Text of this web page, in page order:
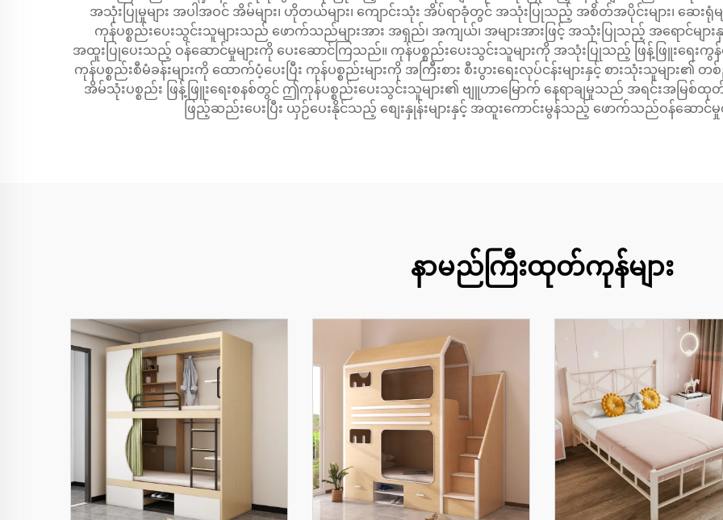
အသုံးပြုမှုများ အပါအဝင် အိမ်များ၊ ဟိုတယ်များ၊ ကျောင်းသုံး အိပ်ရာခုံတွင် အသုံးပြုသည့် အစိတ်အပိုင်းများ၊ ဆေး
ကုန်ပစ္စည်းပေးသွင်းသူများသည် ဖောက်သည်များအား အရှည်၊ အကျယ်၊ အများအားဖြင့် အသုံးပြုသည့် အရောင်မ
အထူးပြုပေးသည့် ဝန်ဆောင်မှုများကို ပေးဆောင်ကြသည်။ ကုန်ပစ္စည်းပေးသွင်းသူများကို အသုံးပြုသည့် ဖြန့်ဖြူးရေး
ကုန်ပစ္စည်းစီမံခန်းများကို ထောက်ပံ့ပေးပြီး ကုန်ပစ္စည်းများကို အကြီးစား စီးပွားရေးလုပ်ငန်းများနှင့် စားသုံးသူမျ
အိမ်သုံးပစ္စည်း ဖြန့်ဖြူးရေးစနစ်တွင် ဤကုန်ပစ္စည်းပေးသွင်းသူများ၏ ဗျူဟာမြောက် နေရာချမှုသည် အရင်းအမြစ်
ဖြည့်ဆည်းပေးပြီး ယှဉ်ပေးနိုင်သည့် စျေးနှုန်းများနှင့် အထူးကောင်းမွန်သည့် ဖောက်သည်ဝန်ဆောင်
နာမည်ကြီးထုတ်ကုန်များ